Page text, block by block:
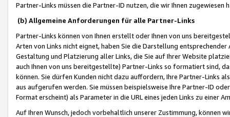
Partner-Links müssen die Partner-ID nutzen, die wir Ihnen zugewiesen
(b) Allgemeine Anforderungen für alle Partner-Links
Partner-Links können von Ihnen erstellt oder Ihnen von uns
Arten von Links nicht eignet, haben Sie die Darstellung
Gestaltung und Platzierung aller Links, die Sie auf Ihrer Website
auch Ihnen von uns bereitgestellte) Partner-Links so formatiert sind,
können. Sie dürfen Kunden nicht dazu auffordern, Ihre Partner-Links
aus aufgerufen werden. Sie müssen beispielsweise Ihre Partner-ID
Format erscheint) als Parameter in die URL eines jeden Links zu einer
Auf Ihren Wunsch, jedoch vorbehaltlich unserer Zustimmung, können